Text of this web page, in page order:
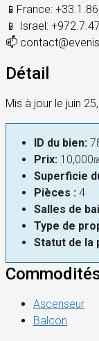
📱 France:
📱
Israel:
📫
Détail
Mis à jour le juin
ID du bien:
Prix:
Superficie
Pièces : 4
Salles de
Type de
Statut de la
Ascenseur
Balcon